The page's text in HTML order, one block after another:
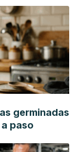
germinadas
paso